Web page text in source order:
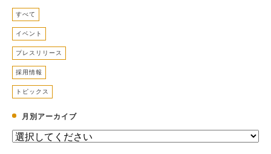
すべて
イベント
プレスリリース
採用情報
トピックス
月別アーカイブ